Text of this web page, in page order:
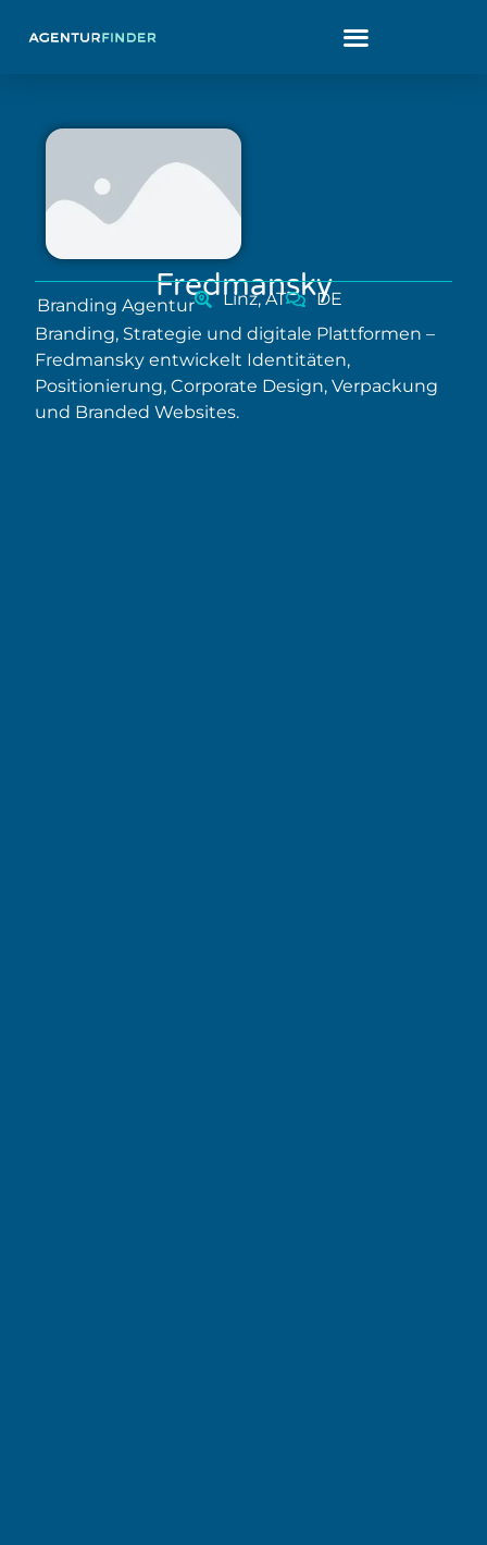
Fredmansky
Branding Agentur Linz, AT
DE
Branding, Strategie und digitale Plattformen –
Fredmansky entwickelt Identitäten,
Positionierung, Corporate Design, Verpackung
und Branded Websites.